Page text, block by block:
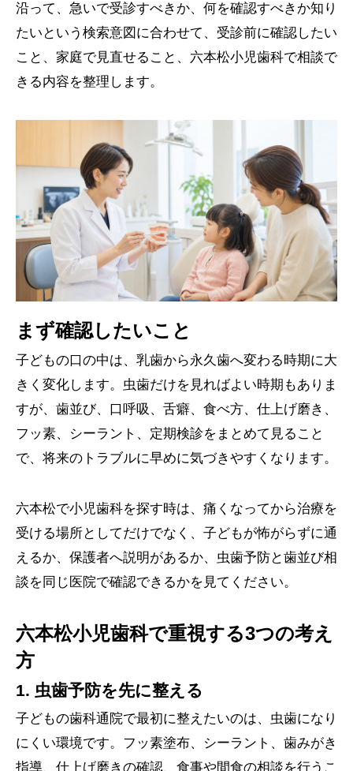
沿って、急いで受診すべきか、何を確認すべきか知り
たいという検索意図に合わせて、受診前に確認したい
こと、家庭で見直せること、六本松小児歯科で相談で
きる内容を整理します。
まず確認したいこと
子どもの口の中は、乳歯から永久歯へ変わる時期に大
きく変化します。虫歯だけを見ればよい時期もありま
すが、歯並び、口呼吸、舌癖、食べ方、仕上げ磨き、
フッ素、シーラント、定期検診をまとめて見ること
で、将来のトラブルに早めに気づきやすくなります。
六本松で小児歯科を探す時は、痛くなってから治療を
受ける場所としてだけでなく、子どもが怖がらずに通
えるか、保護者へ説明があるか、虫歯予防と歯並び相
談を同じ医院で確認できるかを見てください。
六本松小児歯科で重視する3つの考え
方
1. 虫歯予防を先に整える
子どもの歯科通院で最初に整えたいのは、虫歯になり
にくい環境です。フッ素塗布、シーラント、歯みがき
指導、仕上げ磨きの確認、食事や間食の相談を行うこ